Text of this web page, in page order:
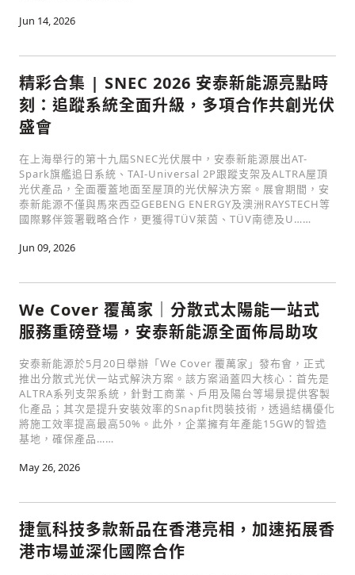
Jun 14, 2026
精彩合集 | SNEC 2026 安泰新能源亮點時
刻：追蹤系統全面升級，多項合作共創光伏
盛會
在上海舉行的第十九屆SNEC光伏展中，安泰新能源展出AT-
Spark旗艦追日系統、TAI-Universal 2P跟蹤支架及ALTRA屋頂
光伏產品，全面覆蓋地面至屋頂的光伏解決方案。展會期間，安
泰新能源不僅與馬來西亞GEBENG ENERGY及澳洲RAYSTECH等
國際夥伴簽署戰略合作，更獲得TÜV萊茵、TÜV南德及U……
Jun 09, 2026
We Cover 覆萬家｜分散式太陽能一站式
服務重磅登場，安泰新能源全面佈局助攻
安泰新能源於5月20日舉辦「We Cover 覆萬家」發布會，正式
推出分散式光伏一站式解決方案。該方案涵蓋四大核心：首先是
ALTRA系列支架系統，針對工商業、戶用及陽台等場景提供客製
化產品；其次是提升安裝效率的Snapfit閃裝技術，透過結構優化
將施工效率提高最高50%。此外，企業擁有年產能15GW的智造
基地，確保產品……
May 26, 2026
捷氫科技多款新品在香港亮相，加速拓展香
港市場並深化國際合作